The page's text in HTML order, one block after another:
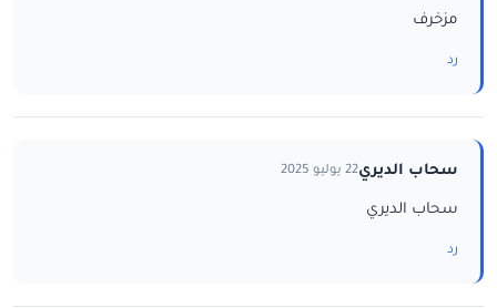
مزخرف
رد
سحاب الديري22 يوليو 2025
سحاب الديري
رد